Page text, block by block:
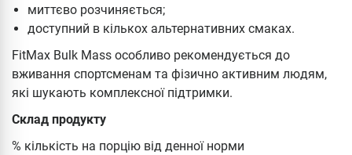
миттєво розчиняється;
доступний в кількох альтернативних смаках.
FitMax Bulk Mass особливо рекомендується до
вживання спортсменам та фізично активним людям,
які шукають комплексної підтримки.
Склад продукту
% кількість на порцію від денної норми